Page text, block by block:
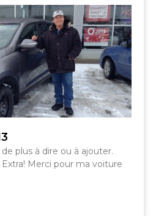
plus à dire ou à ajouter.
Merci pour ma voiture
SHERBROOKE
DRUMMONDVILLE
GRANBY